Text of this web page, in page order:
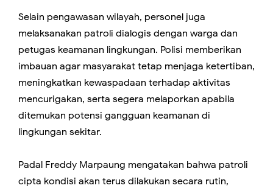
Selain pengawasan wilayah, personel juga
melaksanakan patroli dialogis dengan warga dan
petugas keamanan lingkungan. Polisi memberikan
imbauan agar masyarakat tetap menjaga ketertiban,
meningkatkan kewaspadaan terhadap aktivitas
mencurigakan, serta segera melaporkan apabila
ditemukan potensi gangguan keamanan di
lingkungan sekitar.
Padal Freddy Marpaung mengatakan bahwa patroli
cipta kondisi akan terus dilakukan secara rutin,